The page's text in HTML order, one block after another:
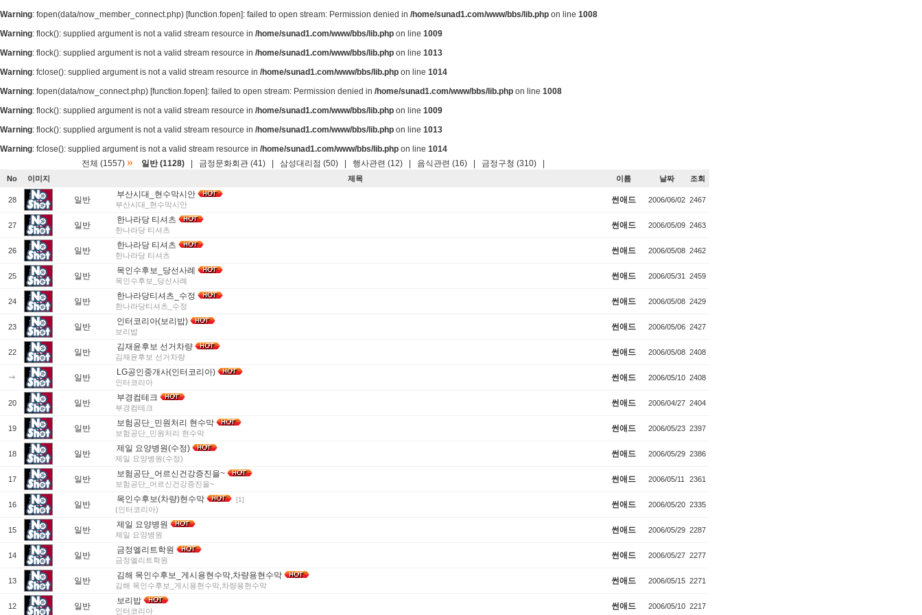
Warning: fopen(data/now_member_connect.php) [function.fopen]: failed to open stream: Permission denied in /home/sunad1.com/www/bbs/lib.php on line 1008
Warning: flock(): supplied argument is not a valid stream resource in /home/sunad1.com/www/bbs/lib.php on line 1009
Warning: flock(): supplied argument is not a valid stream resource in /home/sunad1.com/www/bbs/lib.php on line 1013
Warning: fclose(): supplied argument is not a valid stream resource in /home/sunad1.com/www/bbs/lib.php on line 1014
Warning: fopen(data/now_connect.php) [function.fopen]: failed to open stream: Permission denied in /home/sunad1.com/www/bbs/lib.php on line 1008
Warning: flock(): supplied argument is not a valid stream resource in /home/sunad1.com/www/bbs/lib.php on line 1009
Warning: flock(): supplied argument is not a valid stream resource in /home/sunad1.com/www/bbs/lib.php on line 1013
Warning: fclose(): supplied argument is not a valid stream resource in /home/sunad1.com/www/bbs/lib.php on line 1014
전체 (1557) » 일반 (1128) 금정문화회관 (41) 삼성대리점 (50) 행사관련 (12) 음식관련 (16) 금정구청 (310)
No 이미지 제목 이름 날짜 조회
28 일반
부산시대_현수막시안
부산시대_현수막시안 썬애드 2006/06/02 2467
27 일반
한나라당 티셔츠
한나라당 티셔츠 썬애드 2006/05/09 2463
26 일반
한나라당 티셔츠
한나라당 티셔츠 썬애드 2006/05/08 2462
25 일반
목인수후보_당선사례
목인수후보_당선사례 썬애드 2006/05/31 2459
24 일반
한나라당티셔츠_수정
한나라당티셔츠_수정 썬애드 2006/05/08 2429
23 일반
인터코리아(보리밥)
보리밥 썬애드 2006/05/06 2427
22 일반
김재윤후보 선거차량
김재윤후보 선거차량 썬애드 2006/05/08 2408
일반
LG공인중개사(인터코리아)
인터코리아 썬애드 2006/05/10 2408
20 일반
부경컴테크
부경컴테크 썬애드 2006/04/27 2404
19 일반
보험공단_민원처리 현수막
보험공단_민원처리 현수막 썬애드 2006/05/23 2397
18 일반
제일 요양병원(수정)
제일 요양병원(수정) 썬애드 2006/05/29 2386
17 일반
보험공단_어르신건강증진을~
보험공단_어르신건강증진을~ 썬애드 2006/05/11 2361
16 일반
목인수후보(차량)현수막 [1]
(인터코리아) 썬애드 2006/05/20 2335
15 일반
제일 요양병원
제일 요양병원 썬애드 2006/05/29 2287
14 일반
금정엘리트학원
금정엘리트학원 썬애드 2006/05/27 2277
13 일반
김해 목인수후보_게시용현수막,차량용현수막
김해 목인수후보_게시용현수막,차량용현수막 썬애드 2006/05/15 2271
12 일반
보리밥
인터코리아 썬애드 2006/05/10 2217